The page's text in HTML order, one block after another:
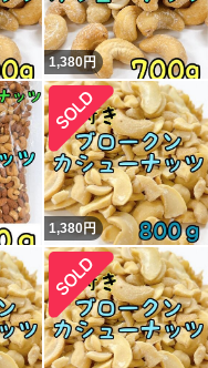
1,380円
1,380円